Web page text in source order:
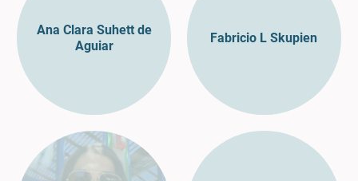
Ana Clara Suhett de
Aguiar
Fabricio L Skupien